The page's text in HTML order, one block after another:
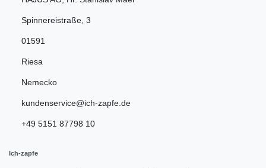
Spinnereistraße, 3
01591
Riesa
Nemecko
kundenservice@ich-zapfe.de
+49 5151 87798 10
Ich-zapfe